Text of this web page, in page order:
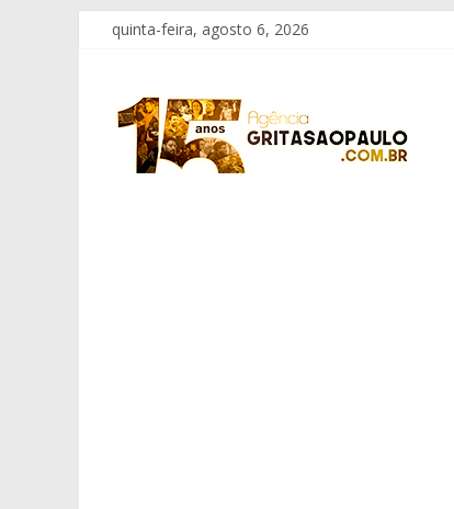
Pular
para
conteúdo
quinta-feira, agosto 6, 2026
Grita
São